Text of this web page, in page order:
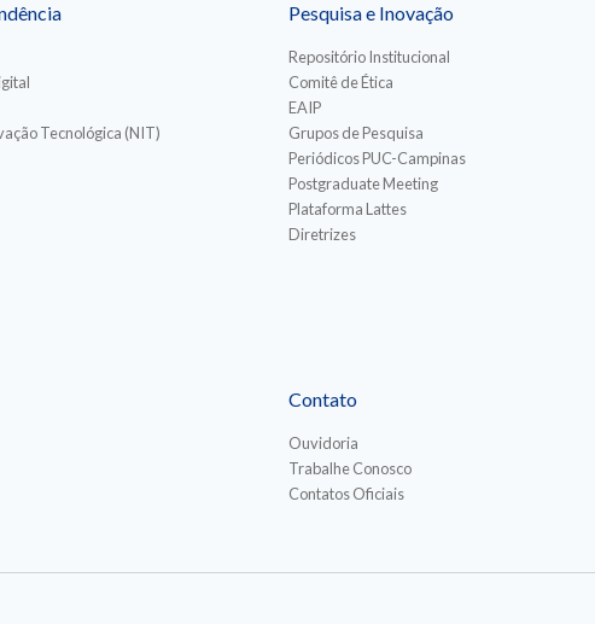
Tecnológica (NIT)
Pesquisa e Inovação
Repositório Institucional
Comitê de Ética
EAIP
Grupos de Pesquisa
Periódicos PUC-Campinas
Postgraduate Meeting
Plataforma Lattes
Diretrizes
Contato
Ouvidoria
Trabalhe Conosco
Contatos Oficiais